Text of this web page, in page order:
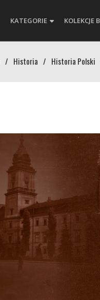
KATEGORIE KOLEKCJE
/ Historia / Historia Polski